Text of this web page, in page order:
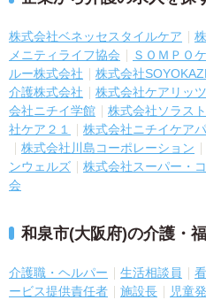
株式会社ベネッセスタイルケア
メニティライフ協会
ＳＯＭＰＯ
ルー株式会社
株式会社
介護株式会社
株式会社ケアリッ
会社ニチイ学館
株式会社ソラスト
社ケア２１
株式会社ニチイケア
株式会社川島コーポレーション
ンウェルズ
株式会社スーパー・
会
和泉市(大阪府)の介護・
介護職・ヘルパー 生活相談員
ービス提供責任者
施設長 児童